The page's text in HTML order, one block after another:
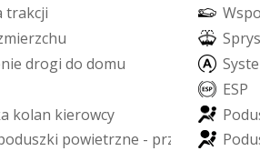
trakcji Wspo
mierzchu Sprys
nie drogi do domu Syste
ESP
a kolan kierowcy Podu
oduszki powietrzne - prz Podu